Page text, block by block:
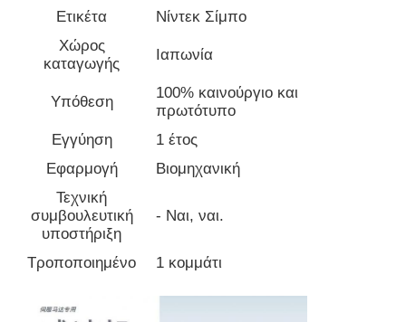
Ποιοτικός έλεγχος
Ζητήστε ένα απόσπασμα
κίνηση μεταβλητής συχνότητας
Προγραμματιζόμενος Λογικός Ελεγκτής
Ελεγκτής PLC
Ετικέτα
Νίντεκ Σίμπο
Χώρος
καταγωγής
Ιαπωνία
Υπόθεση
100% καινούργιο και
πρωτότυπο
Εγγύηση
1 έτος
Εφαρμογή
Βιομηχανική
Τεχνική
συμβουλευτική
υποστήριξη
- Ναι, ναι.
Τροποποιημένο 1 κομμάτι